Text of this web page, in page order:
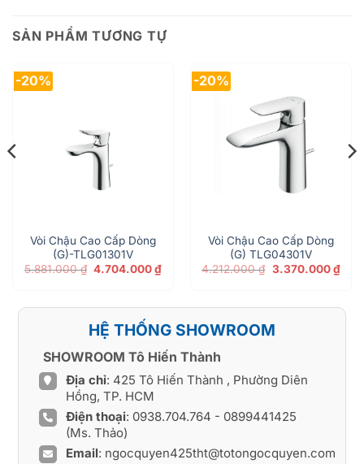
SẢN PHẨM TƯƠNG TỰ
-20%
Vòi Chậu Cao Cấp Dòng
(G)-TLG01301V
5.881.000₫ Giá
4.704.000₫Giá
4.704.000 ₫.
-20%
Vòi Chậu Cao Cấp Dòng
(G) TLG04301V
4.212.000₫ Giá
3.370.000₫Giá
hiện
₫.
HỆ THỐNG SHOWROOM
SHOWROOM Tô Hiến Thành
Địa chỉ: 425 Tô Hiến Thành , Phường Diên
Hồng, TP. HCM
Điện thoại: 0938.704.764 - 0899441425
(Ms. Thảo)
Email: ngocquyen425tht@totongocquyen.com